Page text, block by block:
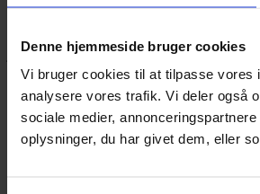
Denne hjemmeside bruger cookies
Vi bruger cookies til at tilpasse vores
analysere vores trafik. Vi deler også
sociale medier,
oplysninger, du har givet dem, eller
mig
eller kom forbi butikken på Vestergade
jeg dig på vej.
Vestergade 12 6270, Tønder
60 51 96 50
post@yarneverywear.dk
CVR 43041649